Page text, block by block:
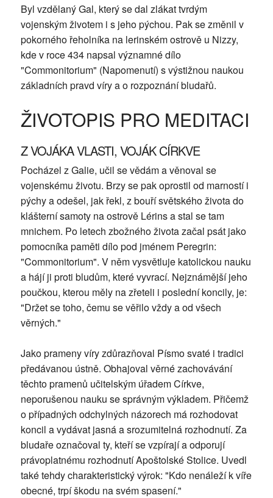
Byl vzdělaný Gal, který se dal zlákat tvrdým
vojenským životem i s jeho pýchou. Pak se změnil v
pokorného řeholníka na lerinském ostrově u Nizzy,
kde v roce 434 napsal významné dílo
"Commonitorium" (Napomenutí) s výstižnou naukou
základních pravd víry a o rozpoznání bludařů.
ŽIVOTOPIS PRO MEDITACI
Z VOJÁKA VLASTI, VOJÁK CÍRKVE
Pocházel z Galie, učil se vědám a věnoval se
vojenskému životu. Brzy se pak oprostil od marností i
pýchy a odešel, jak řekl, z bouří světského života do
klášterní samoty na ostrově Lérins a stal se tam
mnichem. Po letech zbožného života začal psát jako
pomocníka paměti dílo pod jménem Peregrin:
"Commonitorium". V něm vysvětluje katolickou nauku
a hájí ji proti bludům, které vyvrací. Nejznámější jeho
poučkou, kterou měly na zřeteli i poslední koncily, je:
"Držet se toho, čemu se věřilo vždy a od všech
věrných."
Jako prameny víry zdůrazňoval Písmo svaté i tradici
předávanou ústně. Obhajoval věrné zachovávání
těchto pramenů učitelským úřadem Církve,
neporušenou nauku se správným výkladem. Přičemž
o případných odchylných názorech má rozhodovat
koncil a vydávat jasná a srozumitelná rozhodnutí. Za
bludaře označoval ty, kteří se vzpírají a odporují
právoplatnému rozhodnutí Apoštolské Stolice. Uvedl
také tehdy charakteristický výrok: "Kdo nenáleží k víře
obecné, trpí škodu na svém spasení."